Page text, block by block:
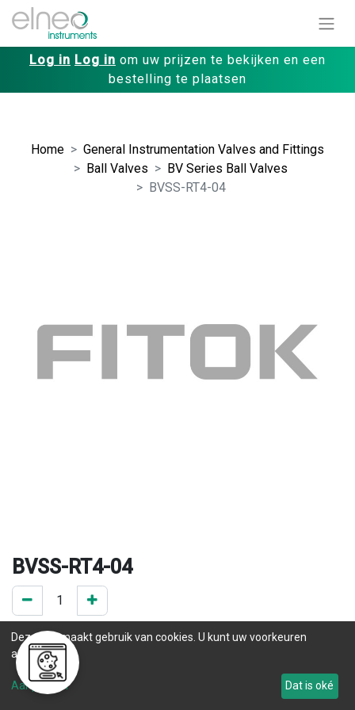
Log in Log in om uw prijzen te bekijken en een
bestelling te plaatsen
Home
General Instrumentation Valves and Fittings
Ball Valves
BV Series Ball Valves
BVSS-RT4-04
BVSS-RT4-04
0 ST op voorraad
.
.
Deze site maakt gebruik van cookies. U kunt uw voorkeuren
aanpassen.
Aanpassen Dat is oké